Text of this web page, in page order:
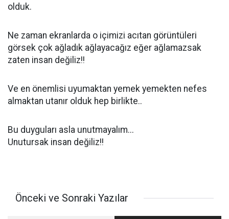
olduk.
Ne zaman ekranlarda o içimizi acıtan görüntüleri
görsek çok ağladık ağlayacağız eğer ağlamazsak
zaten insan değiliz!!
Ve en önemlisi uyumaktan yemek yemekten nefes
almaktan utanır olduk hep birlikte..
Bu duyguları asla unutmayalım...
Unutursak insan değiliz!!
Önceki ve Sonraki Yazılar